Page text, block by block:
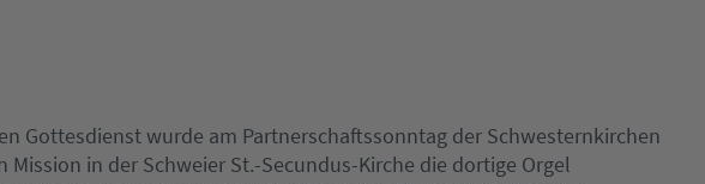
Gottesdienst wurde am Partnerschaftssonntag der Schwesternkirchen
Mission in der Schweier St.-Secundus-Kirche die dortige Orgel